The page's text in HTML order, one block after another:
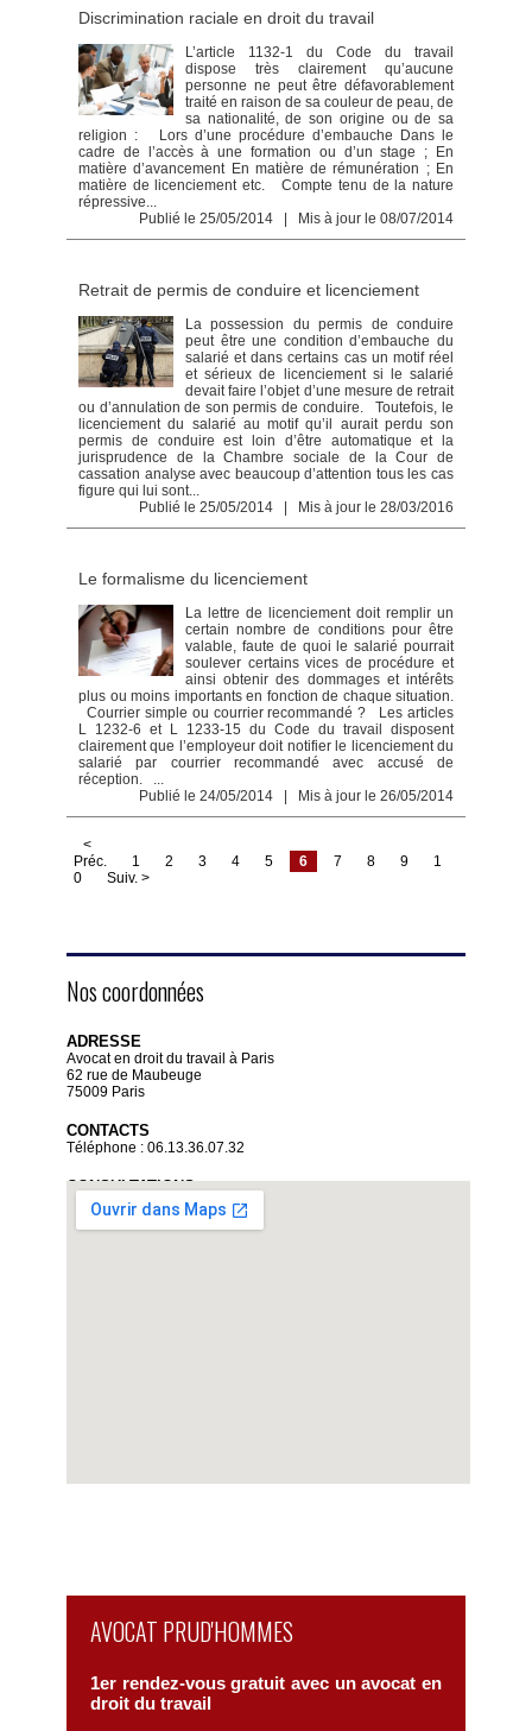
Discrimination raciale en droit du travail
L’article 1132-1 du Code du travail
dispose très clairement qu’aucune
personne ne peut être défavorablement
traité en raison de sa couleur de peau, de
sa nationalité, de son origine ou de sa
religion : Lors d’une procédure d’embauche Dans le
cadre de l’accès à une formation ou d’un stage ; En
matière d’avancement En matière de rémunération ; En
matière de licenciement etc. Compte tenu de la nature
répressive...
Publié le 25/05/2014 | Mis à jour le 08/07/2014
Retrait de permis de conduire et licenciement
La possession du permis de conduire
peut être une condition d’embauche du
salarié et dans certains cas un motif réel
et sérieux de licenciement si le salarié
devait faire l’objet d’une mesure de retrait
ou d’annulation de son permis de conduire. Toutefois, le
licenciement du salarié au motif qu’il aurait perdu son
permis de conduire est loin d’être automatique et la
jurisprudence de la Chambre sociale de la Cour de
cassation analyse avec beaucoup d’attention tous les cas
figure qui lui sont...
Publié le 25/05/2014 | Mis à jour le 28/03/2016
Le formalisme du licenciement
La lettre de licenciement doit remplir un
certain nombre de conditions pour être
valable, faute de quoi le salarié pourrait
soulever certains vices de procédure et
ainsi obtenir des dommages et intérêts
plus ou moins importants en fonction de chaque situation.
Courrier simple ou courrier recommandé ? Les articles
L 1232-6 et L 1233-15 du Code du travail disposent
clairement que l’employeur doit notifier le licenciement du
salarié par courrier recommandé avec accusé de
réception. ...
Publié le 24/05/2014 | Mis à jour le 26/05/2014
<
Préc.
1 2 3 4 5 6 7 8 9
1
0
Suiv. >
Nos coordonnées
ADRESSE
Avocat en droit du travail à Paris
62 rue de Maubeuge
75009 Paris
CONTACTS
Téléphone : 06.13.36.07.32
CONSULTATIONS
Sur rendez-vous uniquement
Du lundi au vendredi de 9 heures à 19 heures
AVOCAT PRUD'HOMMES
1er rendez-vous gratuit avec un avocat en
droit du travail